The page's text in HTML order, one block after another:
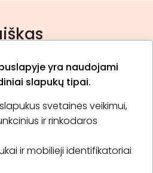
yra naudojami
slapukų tipai.
svetainės veikimui,
ir rinkodaros
ir mobilieji identifikatoriai
privatumo politika